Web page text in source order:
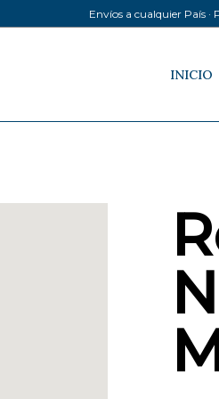
Envíos a cualquier País ·
INICIO